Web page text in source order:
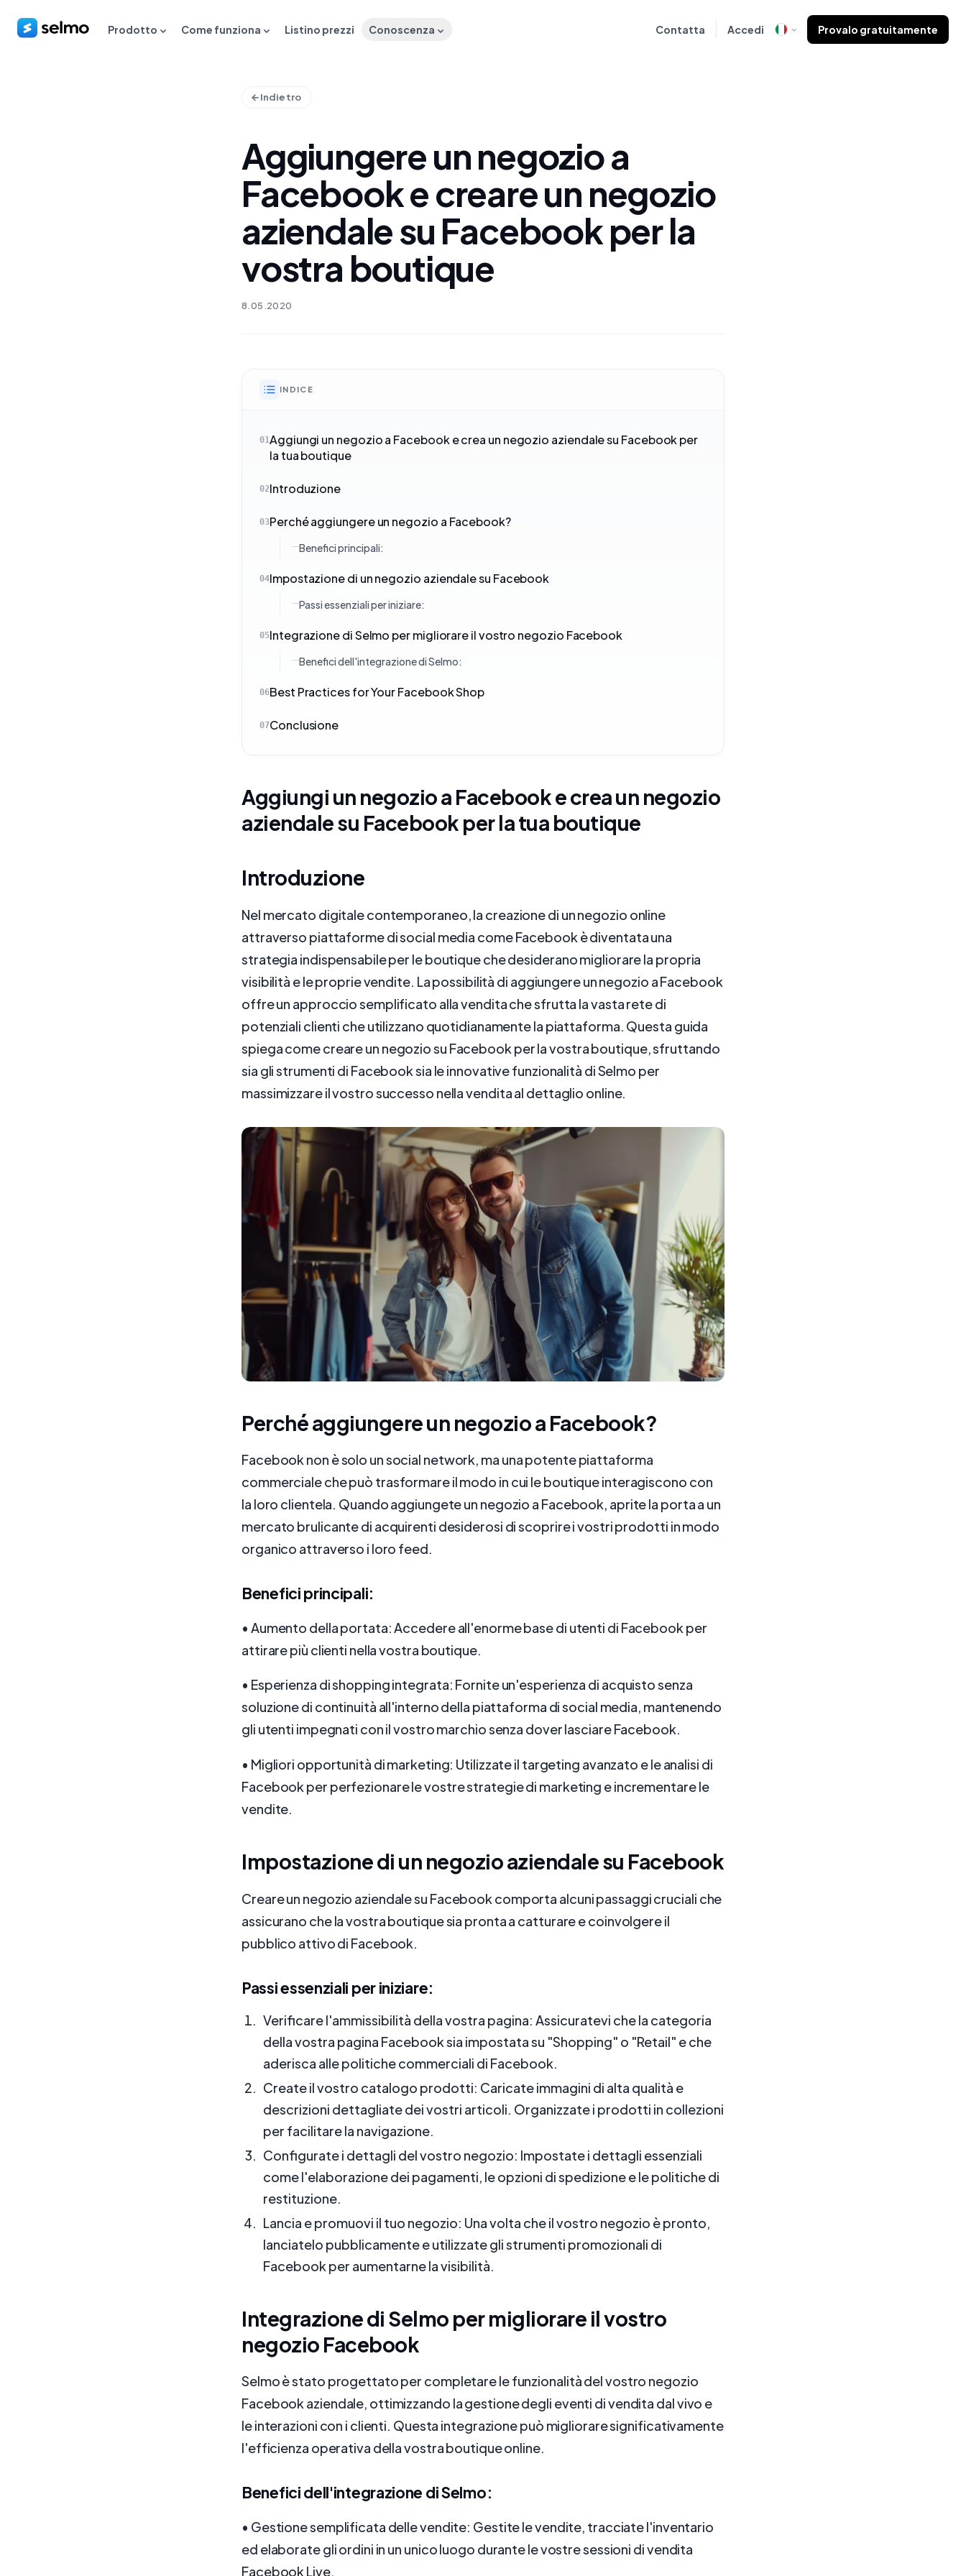
Prodotto Come funziona Listino prezzi Conoscenza Contatta Accedi Provalo gratuitamente
Indietro
Aggiungere un negozio a
Facebook e creare un negozio
aziendale su Facebook per la
vostra boutique
8.05.2020
INDICE
01Aggiungi un negozio a Facebook e crea un negozio aziendale su Facebook per
la tua boutique
02Introduzione
03Perché aggiungere un negozio a Facebook?
Benefici principali:
04Impostazione di un negozio aziendale su Facebook
Passi essenziali per iniziare:
05Integrazione di Selmo per migliorare il vostro negozio Facebook
Benefici dell'integrazione di Selmo:
06Best Practices for Your Facebook Shop
07Conclusione
Aggiungi un negozio a Facebook e crea un negozio
aziendale su Facebook per la tua boutique
Introduzione
Nel mercato digitale contemporaneo, la creazione di un negozio online
attraverso piattaforme di social media come Facebook è diventata una
strategia indispensabile per le boutique che desiderano migliorare la propria
visibilità e le proprie vendite. La possibilità di aggiungere un negozio a Facebook
offre un approccio semplificato alla vendita che sfrutta la vasta rete di
potenziali clienti che utilizzano quotidianamente la piattaforma. Questa guida
spiega come creare un negozio su Facebook per la vostra boutique, sfruttando
sia gli strumenti di Facebook sia le innovative funzionalità di Selmo per
massimizzare il vostro successo nella vendita al dettaglio online.
Perché aggiungere un negozio a Facebook?
Facebook non è solo un social network, ma una potente piattaforma
commerciale che può trasformare il modo in cui le boutique interagiscono con
la loro clientela. Quando aggiungete un negozio a Facebook, aprite la porta a un
mercato brulicante di acquirenti desiderosi di scoprire i vostri prodotti in modo
organico attraverso i loro feed.
Benefici principali:
• Aumento della portata: Accedere all'enorme base di utenti di Facebook per
attirare più clienti nella vostra boutique.
• Esperienza di shopping integrata: Fornite un'esperienza di acquisto senza
soluzione di continuità all'interno della piattaforma di social media, mantenendo
gli utenti impegnati con il vostro marchio senza dover lasciare Facebook.
• Migliori opportunità di marketing: Utilizzate il targeting avanzato e le analisi di
Facebook per perfezionare le vostre strategie di marketing e incrementare le
vendite.
Impostazione di un negozio aziendale su Facebook
Creare un negozio aziendale su Facebook comporta alcuni passaggi cruciali che
assicurano che la vostra boutique sia pronta a catturare e coinvolgere il
pubblico attivo di Facebook.
Passi essenziali per iniziare:
Verificare l'ammissibilità della vostra pagina: Assicuratevi che la categoria
della vostra pagina Facebook sia impostata su "Shopping" o "Retail" e che
aderisca alle politiche commerciali di Facebook.
Create il vostro catalogo prodotti: Caricate immagini di alta qualità e
descrizioni dettagliate dei vostri articoli. Organizzate i prodotti in collezioni
per facilitare la navigazione.
Configurate i dettagli del vostro negozio: Impostate i dettagli essenziali
come l'elaborazione dei pagamenti, le opzioni di spedizione e le politiche di
restituzione.
Lancia e promuovi il tuo negozio: Una volta che il vostro negozio è pronto,
lanciatelo pubblicamente e utilizzate gli strumenti promozionali di
Facebook per aumentarne la visibilità.
Integrazione di Selmo per migliorare il vostro
negozio Facebook
Selmo è stato progettato per completare le funzionalità del vostro negozio
Facebook aziendale, ottimizzando la gestione degli eventi di vendita dal vivo e
le interazioni con i clienti. Questa integrazione può migliorare significativamente
l'efficienza operativa della vostra boutique online.
Benefici dell'integrazione di Selmo:
• Gestione semplificata delle vendite: Gestite le vendite, tracciate l'inventario
ed elaborate gli ordini in un unico luogo durante le vostre sessioni di vendita
Facebook Live.